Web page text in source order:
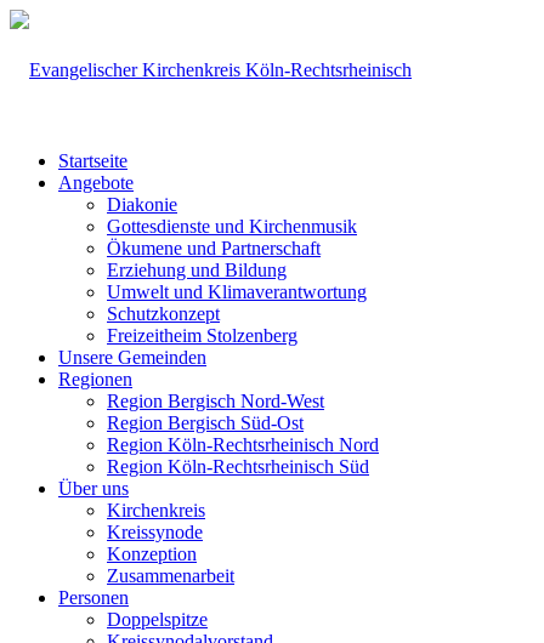
Startseite
Angebote
Diakonie
Gottesdienste und Kirchenmusik
Ökumene und Partnerschaft
Erziehung und Bildung
Umwelt und Klimaverantwortung
Schutzkonzept
Freizeitheim Stolzenberg
Unsere Gemeinden
Regionen
Region Bergisch Nord-West
Region Bergisch Süd-Ost
Region Köln-Rechtsrheinisch Nord
Region Köln-Rechtsrheinisch Süd
Über uns
Kirchenkreis
Kreissynode
Konzeption
Zusammenarbeit
Personen
Doppelspitze